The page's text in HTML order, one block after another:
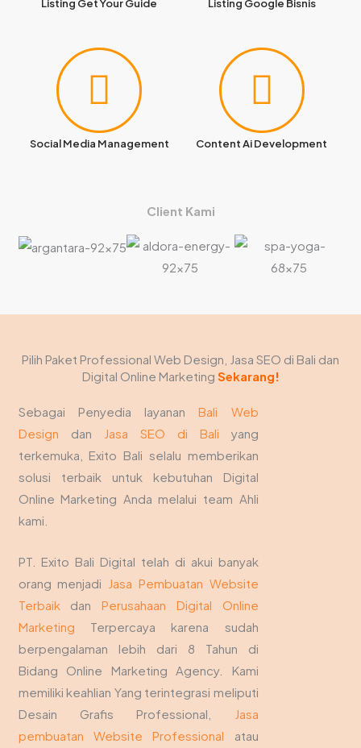
Listing Get Your Guide Listing Google Bisnis
Social Media Management Content Ai Development
Client Kami
Pilih Paket Professional Web Design, Jasa SEO di Bali dan
Digital Online Marketing Sekarang!
Sebagai Penyedia layananBali Web
Design dan Jasa SEO di Bali yang
terkemuka, Exito Bali selalu memberikan
solusi terbaik untuk kebutuhan Digital
Online Marketing Anda melalui team Ahli
kami.
PT. Exito Bali Digital telah di akui banyak
orang menjadi
Jasa Pembuatan Website
Terbaik dan Perusahaan Digital Online
Marketing Terpercaya karena sudah
berpengalaman lebih dari 8 Tahun di
Bidang Online Marketing Agency. Kami
memiliki keahlian Yang terintegrasi meliputi
Desain Grafis Professional,
Jasa
pembuatan Website Professional atau